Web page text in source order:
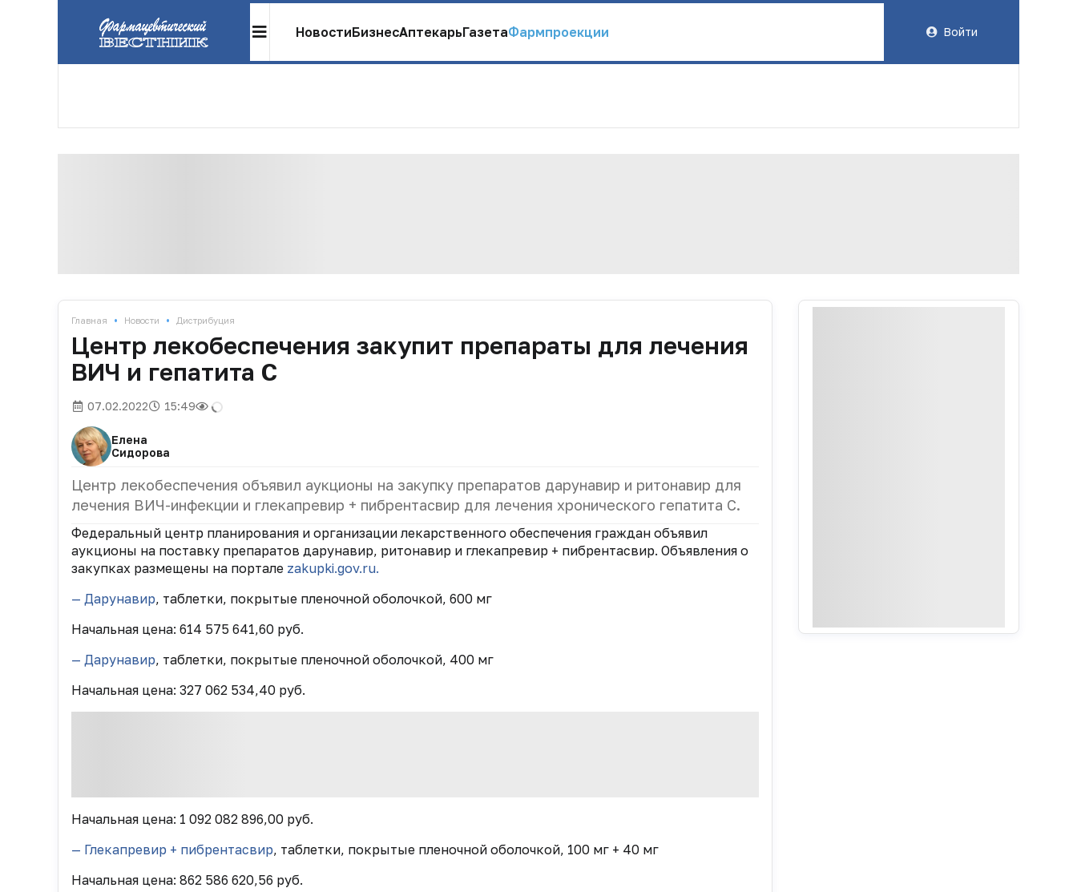
НовостиБизнесАптекарьГазетаФармпроекции Войти
Главная • Новости • Дистрибуция
Центр лекобеспечения закупит препараты для лечения
ВИЧ и гепатита C
07.02.2022 15:49
Елена
Сидорова
Центр лекобеспечения объявил аукционы на закупку препаратов дарунавир и ритонавир для
лечения ВИЧ-инфекции и глекапревир + пибрентасвир для лечения хронического гепатита C.
Федеральный центр планирования и организации лекарственного обеспечения граждан объявил
аукционы на поставку препаратов дарунавир, ритонавир и глекапревир + пибрентасвир. Объявления о
закупках размещены на портале zakupki.gov.ru.
— Дарунавир, таблетки, покрытые пленочной оболочкой, 600 мг
Начальная цена: 614 575 641,60 руб.
— Дарунавир, таблетки, покрытые пленочной оболочкой, 400 мг
Начальная цена: 327 062 534,40 руб.
Начальная цена: 1 092 082 896,00 руб.
— Глекапревир + пибрентасвир, таблетки, покрытые пленочной оболочкой, 100 мг + 40 мг
Начальная цена: 862 586 620,56 руб.